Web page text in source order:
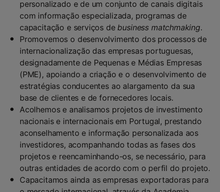
personalizado e de um conjunto de canais digitais
com informação especializada, programas de
capacitação e serviços debusiness matchmaking.
Promovemos o desenvolvimento dos processos de
internacionalização das empresas portuguesas,
designadamente de Pequenas e Médias Empresas
(PME), apoiando a criação e o desenvolvimento de
estratégias conducentes ao alargamento da sua
base de clientes e de fornecedores locais.
Acolhemos e analisamos projetos de investimento
nacionais e internacionais em Portugal, prestando
aconselhamento e informação personalizada aos
investidores, acompanhando todas as fases dos
projetos e reencaminhando-os, se necessário, para
outras entidades de acordo com o perfil do projeto.
Capacitamos ainda as empresas exportadoras para